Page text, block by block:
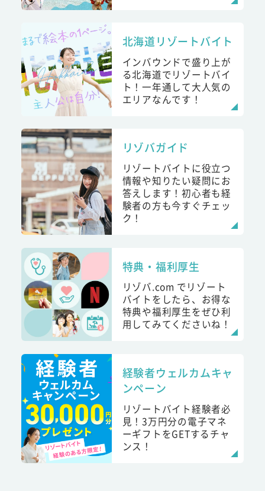
北海道リゾートバイト
インバウンドで盛り上が
る北海道でリゾートバイ
ト！一年通して大人気の
エリアなんです！
リゾバガイド
リゾートバイトに役立つ
情報や知りたい疑問にお
答えします！初心者も経
験者の方も今すぐチェッ
ク！
特典・福利厚生
リゾバ.com でリゾート
バイトをしたら、お得な
特典や福利厚生をぜひ利
用してみてくださいね！
経験者ウェルカムキャ
ンペーン
リゾートバイト経験者必
見！3万円分の電子マネ
ーギフトをGETするチャ
ンス！